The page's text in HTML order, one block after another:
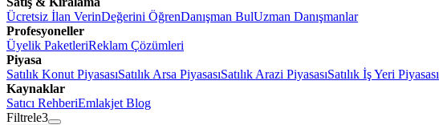
Ücretsiz İlan VerinDeğerini ÖğrenDanışman BulUzman Danışmanlar
Profesyoneller
Üyelik PaketleriReklam Çözümleri
Piyasa
Satılık Konut PiyasasıSatılık Arsa PiyasasıSatılık Arazi PiyasasıSatılık İş Yeri Piyasası
Kaynaklar
Satıcı RehberiEmlakjet Blog
Filtrele3